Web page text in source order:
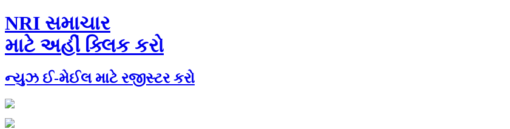
NRI સમાચાર
માટે અહીં ક્લિક કરો
ન્યુઝ ઈ-મેઈલ માટે રજીસ્ટર કરો